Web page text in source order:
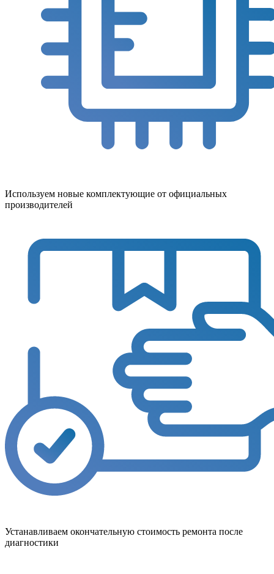
Используем новые комплектующие от официальных
производителей
Устанавливаем окончательную стоимость ремонта после
диагностики